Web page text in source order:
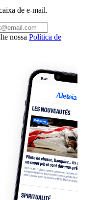
de e-mail.
nossa Política de